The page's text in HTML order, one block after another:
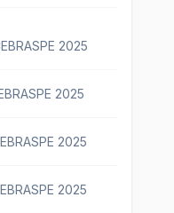
2025
2025
2025
2025